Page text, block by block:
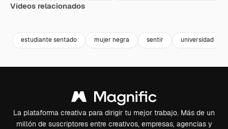
Vídeos relacionados
estudiante sentado mujer negra sentir universidad
La plataforma creativa para dirigir tu mejor trabajo. Más de un
millón de suscriptores entre creativos, empresas, agencias y